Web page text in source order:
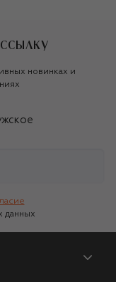
новинках и
данных